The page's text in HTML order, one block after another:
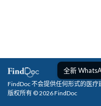
全新
FindDoc 不会提供任何形式的医疗
版权所有 © 2026 FindDoc